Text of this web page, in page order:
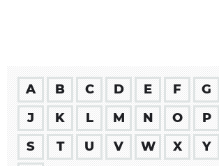
A B C D E F G
J
K L M N O P
S
T U V W X Y